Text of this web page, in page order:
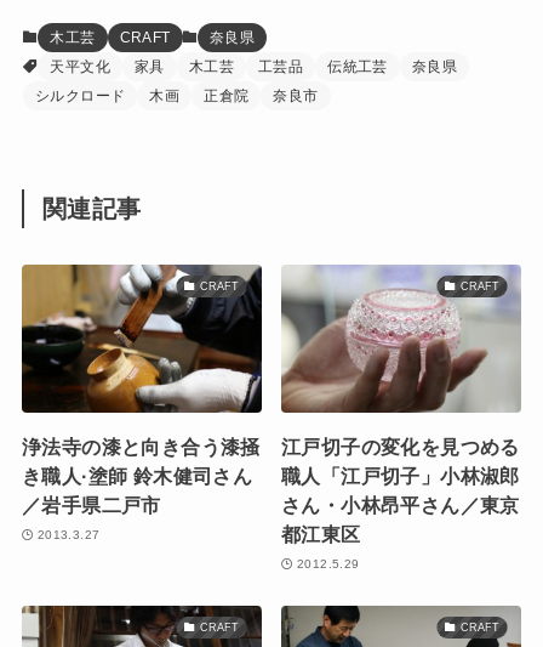
木工芸 CRAFT
奈良県
天平文化
家具 木工芸 工芸品 伝統工芸
奈良県
シルクロード
木画 正倉院 奈良市
関連記事
CRAFT
浄法寺の漆と向き合う漆掻
き職人·塗師 鈴木健司さん
／岩手県二戸市
2013.3.27
CRAFT
江戸切子の変化を見つめる
職人「江戸切子」小林淑郎
さん・小林昂平さん／東京
都江東区
2012.5.29
CRAFT CRAFT